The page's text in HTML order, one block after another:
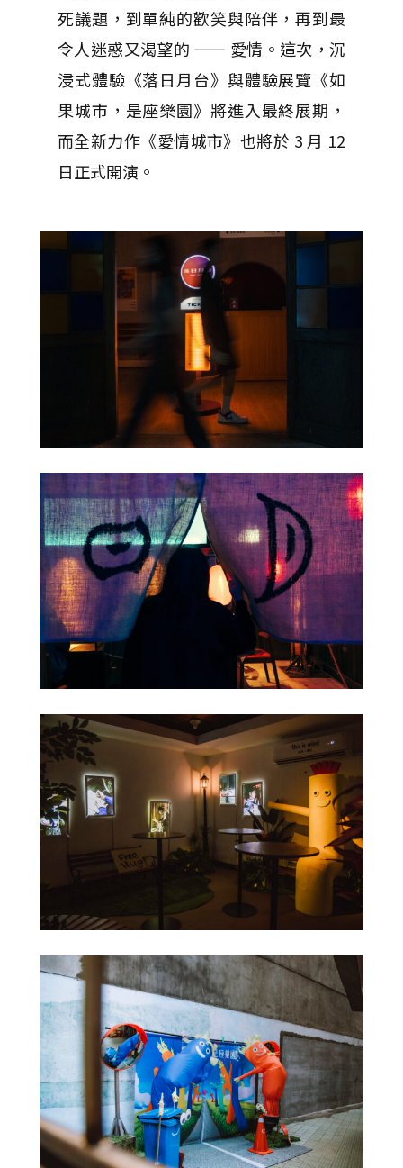
死議題，到單純的歡笑與陪伴，再到最
令人迷惑又渴望的 —— 愛情。這次，沉
浸式體驗《落日月台》與體驗展覽《如
果城市，是座樂園》將進入最終展期，
而全新力作《愛情城市》也將於 3 月 12
日正式開演。